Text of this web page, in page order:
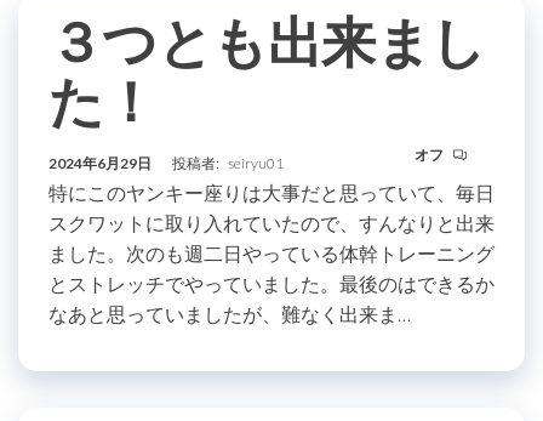
３つとも出来まし
た！
2024年6月29日 投稿者: seiryu01 オフ
特にこのヤンキー座りは大事だと思っていて、毎日
スクワットに取り入れていたので、すんなりと出来
ました。次のも週二日やっている体幹トレーニング
とストレッチでやっていました。最後のはできるか
なあと思っていましたが、難なく出来ま…